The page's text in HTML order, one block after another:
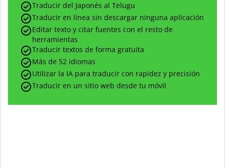
Traducir del Japonés al Telugu
Traducir en línea sin descargar ninguna aplicación
Editar texto y citar fuentes con el resto de
herramientas
Traducir textos de forma gratuita
Más de 52 idiomas
Utilizar la IA para traducir con rapidez y precisión
Traducir en un sitio web desde tu móvil